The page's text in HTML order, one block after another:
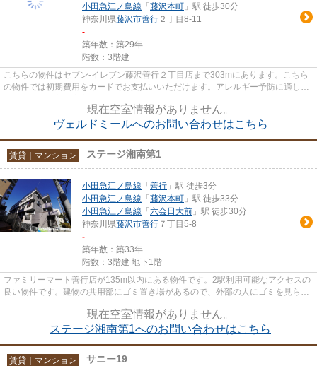
小田急江ノ島線 「 藤沢本町 」駅 徒歩30分
神奈川県藤沢市善行 ２丁目8-11
-
築年数：築29年
階数：3階建
こちらの物件はセブン-イレブン藤沢善行２丁目店まで303mにあります。こちら
の物件では初期費用をカードでお支払いいただけます。アレルギー予防に適し
現在空室情報がありません。
ヴェルドミールへのお問い合わせはこちら
賃貸｜マンション ステージ湘南第1
小田急江ノ島線 「 善行 」駅 徒歩3分
小田急江ノ島線 「 藤沢本町 」駅 徒歩33分
小田急江ノ島線 「 六会日大前 」駅 徒歩30分
神奈川県藤沢市善行 ７丁目5-8
-
築年数：築33年
階数：3階建 地下1階
ファミリーマート善行店が135m以内にある物件です。2駅利用可能なアクセスの
良い物件です。建物の共用部にゴミ置き場があるので、外部の人にゴミを見られ
現在空室情報がありません。
ステージ湘南第1へのお問い合わせはこちら
賃貸｜マンション サニー19